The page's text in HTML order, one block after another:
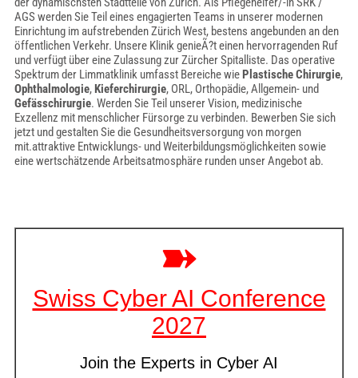
AGS werden Sie Teil eines engagierten Teams in unserer modernen
Einrichtung im aufstrebenden Zürich West, bestens angebunden an den
öffentlichen Verkehr. Unsere Klinik genieÃ?t einen hervorragenden Ruf
und verfügt über eine Zulassung zur Zürcher Spitalliste. Das operative
Spektrum der Limmatklinik umfasst Bereiche wiePlastische Chirurgie,
Ophthalmologie,Kieferchirurgie, ORL, Orthopädie, Allgemein- und
Gefässchirurgie. Werden Sie Teil unserer Vision, medizinische
Exzellenz mit menschlicher Fürsorge zu verbinden. Bewerben Sie sich
jetzt und gestalten Sie die Gesundheitsversorgung von morgen
mit.attraktive Entwicklungs- und Weiterbildungsmöglichkeiten sowie
eine wertschätzende Arbeitsatmosphäre runden unser Angebot ab.